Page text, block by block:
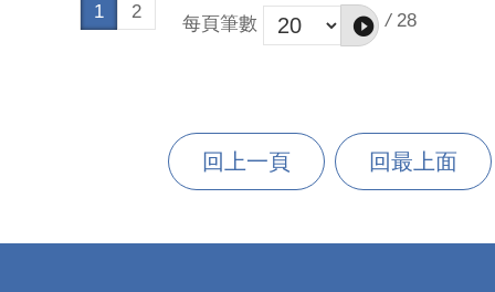
1 2
每頁筆數 / 28
回上一頁 回最上面